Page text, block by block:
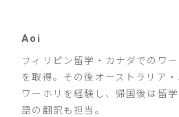
Aoi
フィリピン留学・カナダでのワ
を取得。その後オーストラリア
ワーホリを経験し、帰国後は留
語の翻訳も担当。